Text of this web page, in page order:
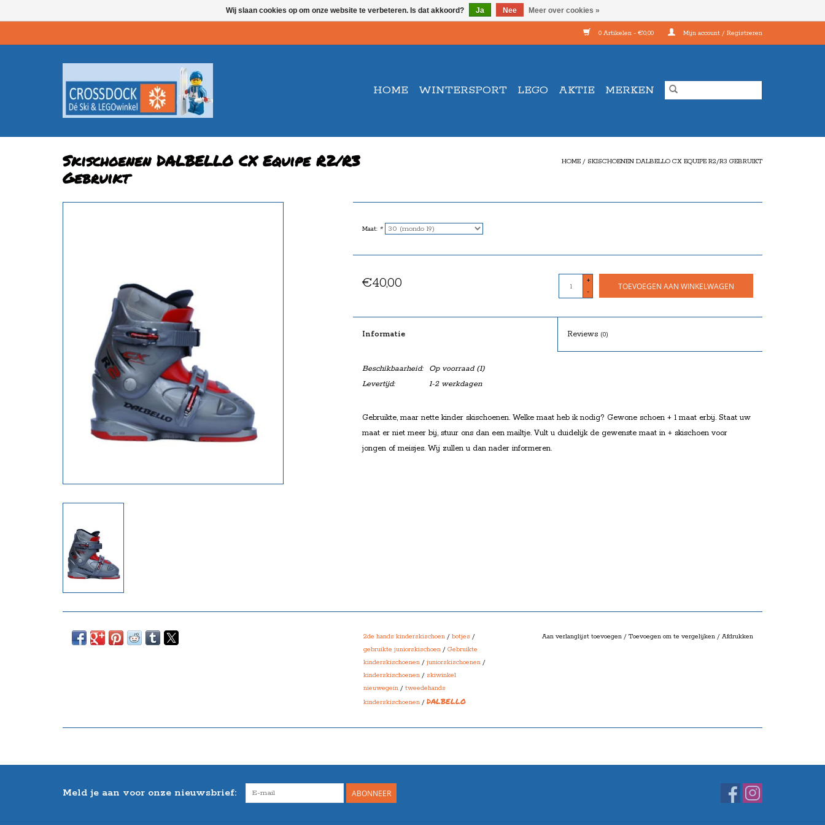
0 Artikelen - €0,00 Mijn account / Registreren
HOME WINTERSPORT LEGO AKTIE MERKEN
Skischoenen DALBELLO CX Equipe R2/R3
Gebruikt
HOME / SKISCHOENEN DALBELLO CX EQUIPE R2/R3 GEBRUIKT
Maat: *
€40,00
+
-
TOEVOEGEN AAN WINKELWAGEN
Informatie Reviews (0)
Beschikbaarheid: Op voorraad(1)
Levertijd:
1-2 werkdagen
Gebruikte, maar nette kinder skischoenen. Welke maat heb ik nodig? Gewone schoen + 1 maat erbij. Staat uw
maat er niet meer bij, stuur ons dan een mailtje. Vult u duidelijk de gewenste maat in + skischoen voor
jongen of meisjes. Wij zullen u dan nader informeren.
2de hands kinderskischoen / botjes /
gebruikte juniorskischoen / Gebruikte
kinderskischoenen / juniorskischoenen /
kinderskischoenen / skiwinkel
nieuwegein / tweedehands
kinderskischoenen / DALBELLO
Aan verlanglijst toevoegen / Toevoegen om te vergelijken / Afdrukken
Meld je aan voor onze nieuwsbrief: ABONNEER
Wij slaan cookies op om onze website te verbeteren. Is dat akkoord? Ja Nee Meer over cookies »